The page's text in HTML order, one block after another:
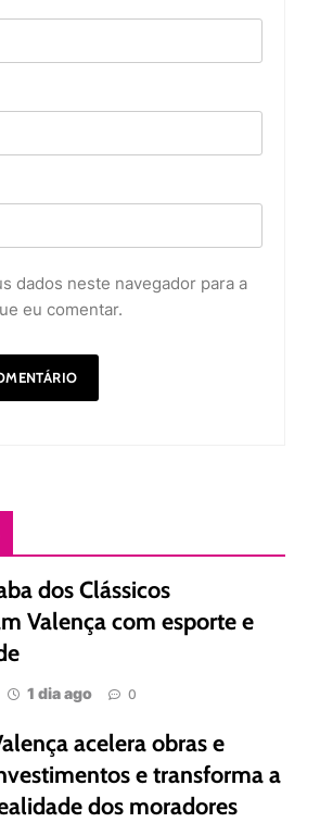
dados neste navegador para a
eu comentar.
dos Clássicos
Valença com esporte e
1 dia ago 0
acelera obras e
e transforma a
dos moradores